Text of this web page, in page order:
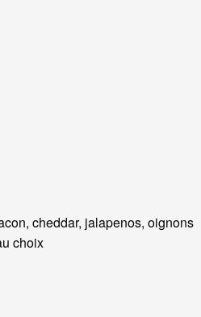
cheddar, jalapenos, oignons
choix